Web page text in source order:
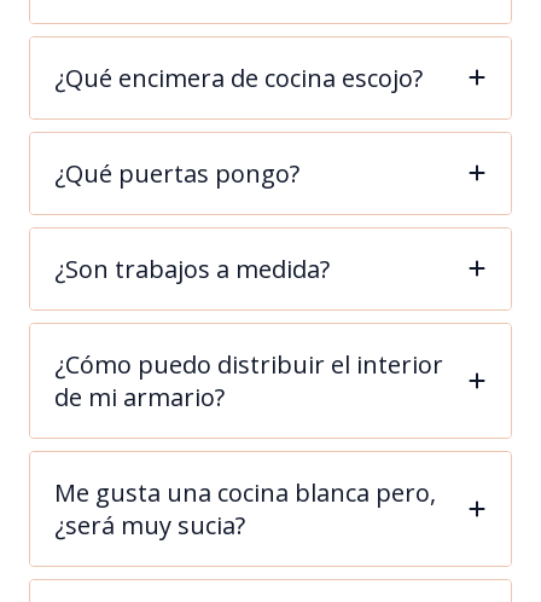
¿Qué encimera de cocina escojo?
¿Qué puertas pongo?
¿Son trabajos a medida?
¿Cómo puedo distribuir el interior
de mi armario?
Me gusta una cocina blanca pero,
¿será muy sucia?